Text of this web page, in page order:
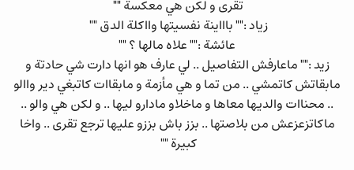
تقرى و لكن هي معكسة ""
زياد :"" باااينة نفسيتها وااكلة الدق ""
عائشة :"" علاه مالها ؟ ""
زيد :"" ماعارفش التفاصيل .. لي عارف هو انها دارت شي حادتة و
مابقاتش كاتمشي .. من تما و هي مأزمة و مابقاات كاتبغي دير واالو
.. محناات والديها معاها و ماخلاو مادارو ليها .. و لكن هي والو ..
ماكاتزعزعش من بلاصتها .. بزز باش بززو عليها ترجع تقرى .. واخا
كبيرة ""